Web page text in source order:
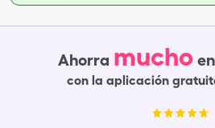
Ahorra mucho
con la aplicación